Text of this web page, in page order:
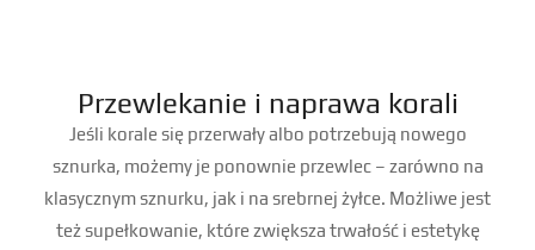
Przewlekanie i naprawa korali
Jeśli korale się przerwały albo potrzebują nowego
sznurka, możemy je ponownie przewlec – zarówno na
klasycznym sznurku, jak i na srebrnej żyłce. Możliwe jest
też supełkowanie, które zwiększa trwałość i estetykę